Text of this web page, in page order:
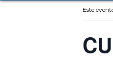
Este